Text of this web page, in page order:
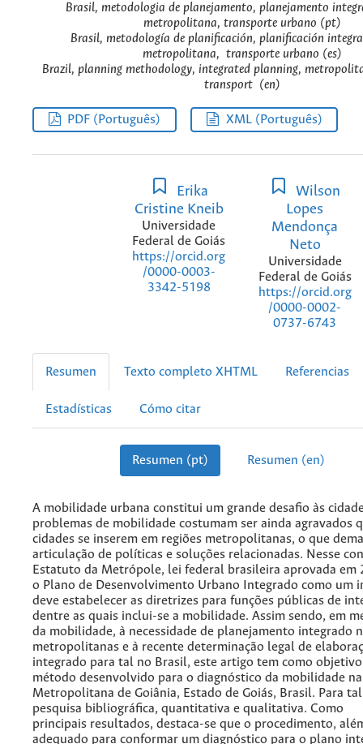
Brasil, metodologia de planejamento, planejamento
metropolitana, transporte urbano (pt)
Brasil, metodología de planificación, planificación
metropolitana, transporte urbano (es)
Brazil, planning methodology, integrated planning,
transport (en)
PDF (Português) XML (Português)
Erika
Cristine Kneib
Universidade
Federal de Goiás
https://orcid.org
/0000-0003-
3342-5198
Wilson
Lopes
Mendonça
Neto
Universidade
Federal de Goiás
https://orcid.org
/0000-0002-
0737-6743
Resumen Texto completo XHTML Referencias
Estadísticas Cómo citar
Resumen (pt) Resumen (en)
A mobilidade urbana constitui um grande desafio às
problemas de mobilidade costumam ser ainda agravados
cidades se inserem em regiões metropolitanas, o que
articulação de políticas e soluções relacionadas. Nesse
Estatuto da Metrópole, lei federal brasileira aprovada
o Plano de Desenvolvimento Urbano Integrado como um
deve estabelecer as diretrizes para funções públicas de
dentre as quais inclui-se a mobilidade. Assim sendo, em
da mobilidade, à necessidade de planejamento integrado
metropolitanas e à recente determinação legal de
integrado para tal no Brasil, este artigo tem como
método desenvolvido para o diagnóstico da mobilidade na
Metropolitana de Goiânia, Estado de Goiás, Brasil. Para
pesquisa bibliográfica, quantitativa e qualitativa. Como
principais resultados, destaca-se que o procedimento,
adequado para conformar um diagnóstico para o plano